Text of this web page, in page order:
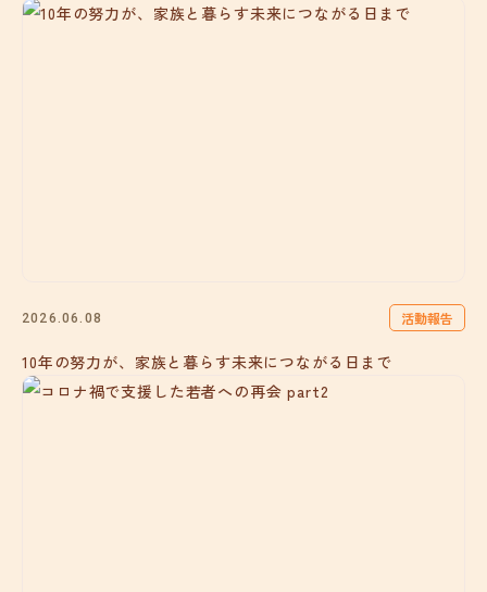
2026.06.08 活動報告
10年の努力が、家族と暮らす未来につながる日まで